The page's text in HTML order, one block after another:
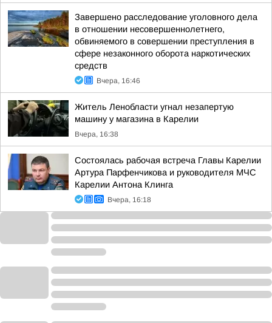
Завершено расследование уголовного дела
в отношении несовершеннолетнего,
обвиняемого в совершении преступления в
сфере незаконного оборота наркотических
средств
Вчера, 16:46
Житель Ленобласти угнал незапертую
машину у магазина в Карелии
Вчера, 16:38
Состоялась рабочая встреча Главы Карелии
Артура Парфенчикова и руководителя МЧС
Карелии Антона Клинга
Вчера, 16:18